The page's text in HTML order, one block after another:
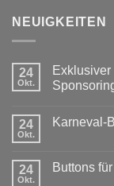
NEUIGKEITEN
24
Okt.
zu
Vereine:
24
Okt.
Karneval-
Karneval-
24
Okt.
Buttons